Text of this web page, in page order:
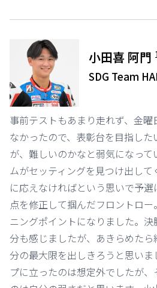
小田喜 阿門
SDG Team
事前テストもあまり走れず、金
なかったので、表彰台を目指し
が、難しいのかなと弱気になっ
ムがセッティングを見つけ出し
に応えなければという思いで予
点を修正して掴んだフロントロ
ニングポイントになりました。
分も感じましたが、あきらめた
分の最大限を出しきろうと思い
プに立ったのは想定外でしたが